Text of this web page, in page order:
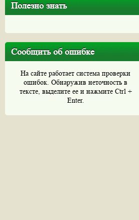
Полезно знать
Сообщить об ошибке
На сайте работает система проверки
ошибок. Обнаружив неточность в
тексте, выделите ее и нажмите Ctrl +
Enter.